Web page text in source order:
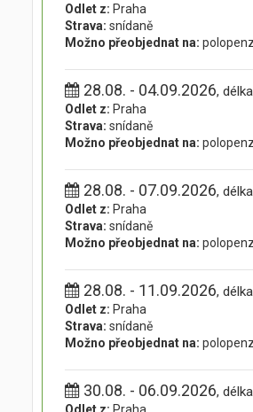
Odlet z: Praha
Strava: snídaně
Možno přeobjednat na:
28.08. - 04.09.2026,
Odlet z: Praha
Strava: snídaně
Možno přeobjednat na:
28.08. - 07.09.2026,
Odlet z: Praha
Strava: snídaně
Možno přeobjednat na:
28.08. - 11.09.2026,
Odlet z: Praha
Strava: snídaně
Možno přeobjednat na:
30.08. - 06.09.2026,